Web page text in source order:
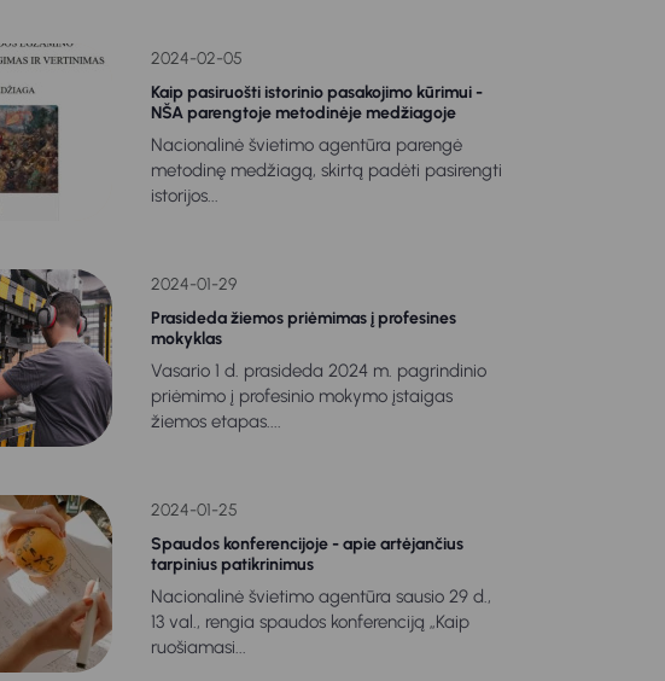
2024-02-05
Kaip pasiruošti istorinio pasakojimo kūrimui -
NŠA parengtoje metodinėje medžiagoje
Nacionalinė švietimo agentūra parengė
metodinę medžiagą, skirtą padėti pasirengti
istorijos...
2024-01-29
Prasideda žiemos priėmimas į profesines
mokyklas
Vasario 1 d. prasideda 2024 m. pagrindinio
priėmimo į profesinio mokymo įstaigas
žiemos etapas....
2024-01-25
Spaudos konferencijoje - apie artėjančius
tarpinius patikrinimus
Nacionalinė švietimo agentūra sausio 29 d.,
13 val., rengia spaudos konferenciją „Kaip
ruošiamasi...